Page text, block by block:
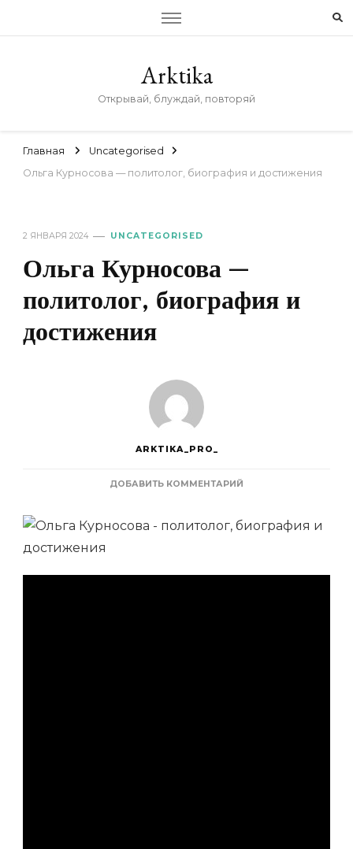
Arktika
Открывай, блуждай, повторяй
Главная
Uncategorised
Ольга Курносова — политолог, биография и достижения
2 ЯНВАРЯ 2024 UNCATEGORISED
Ольга Курносова —
политолог, биография и
достижения
ARKTIKA_PRO_
ДОБАВИТЬ КОММЕНТАРИЙ
КУРНОСОВА